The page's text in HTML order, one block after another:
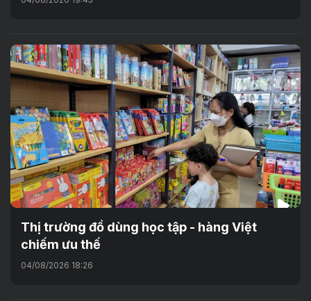
Thị trường đồ dùng học tập - hàng Việt
chiếm ưu thế
04/08/2026 18:26